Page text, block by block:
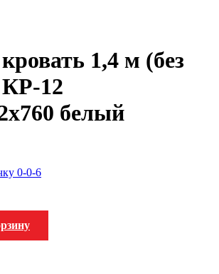
1,4 м (без
КР-12
белый
0-0-6